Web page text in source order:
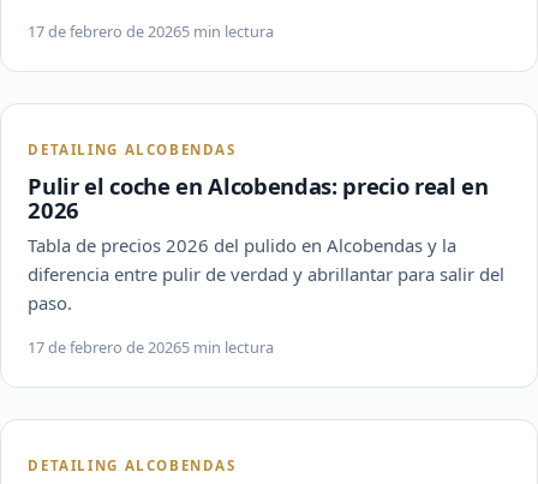
17 de febrero de 20265 min lectura
DETAILING ALCOBENDAS
Pulir el coche en Alcobendas: precio real en
2026
Tabla de precios 2026 del pulido en Alcobendas y la
diferencia entre pulir de verdad y abrillantar para salir del
paso.
17 de febrero de 20265 min lectura
DETAILING ALCOBENDAS